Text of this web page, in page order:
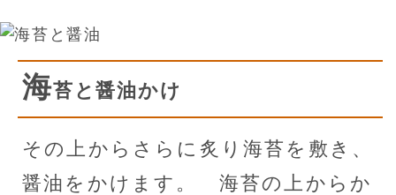
海苔と醤油かけ
その上からさらに炙り海苔を敷き、
醤油をかけます。 海苔の上からか